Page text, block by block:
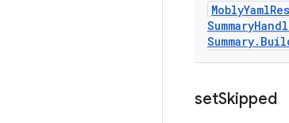
MoblyYaml
Summary
Summary.
setSkipped